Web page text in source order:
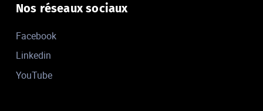
Nos réseaux sociaux
Facebook
Linkedin
YouTube